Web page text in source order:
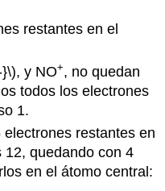
restantes en el
y NO+, no quedan
todos los electrones
1.
restantes en
quedando con 4
en el átomo central: